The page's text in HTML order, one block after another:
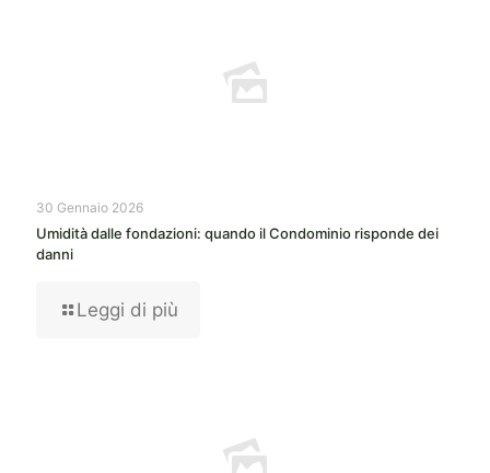
30 Gennaio 2026
Umidità dalle fondazioni: quando il Condominio risponde dei
danni
Leggi di più